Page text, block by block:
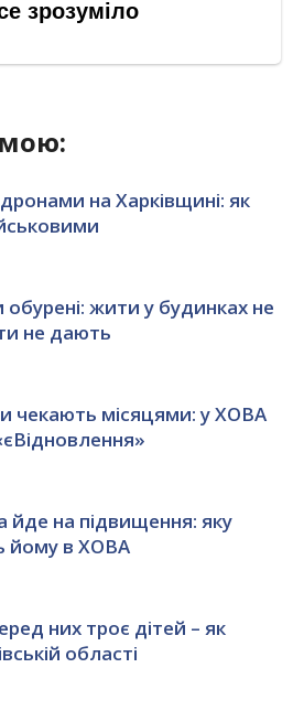
на Харківщині: як
жити у будинках не
не дають
чекають місяцями: у ХОВА
йде на підвищення: яку
йому в ХОВА
них троє дітей – як
області